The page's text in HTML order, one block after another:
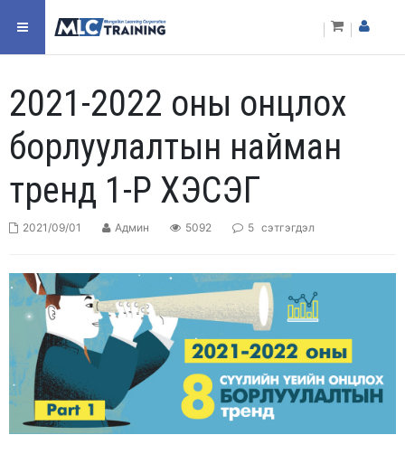
2021-2022 оны онцлох
борлуулалтын найман
тренд 1-Р ХЭСЭГ
2021/09/01 Админ 5092 5 сэтгэгдэл